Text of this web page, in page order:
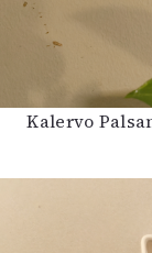
Kalervo